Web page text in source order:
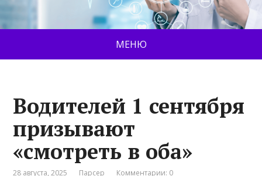
МЕНЮ
Водителей 1 сентября
призывают
«смотреть в оба»
28 августа, 2025 Парсер Комментарии: 0